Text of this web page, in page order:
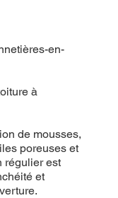
en-
à
de mousses,
poreuses et
régulier est
et